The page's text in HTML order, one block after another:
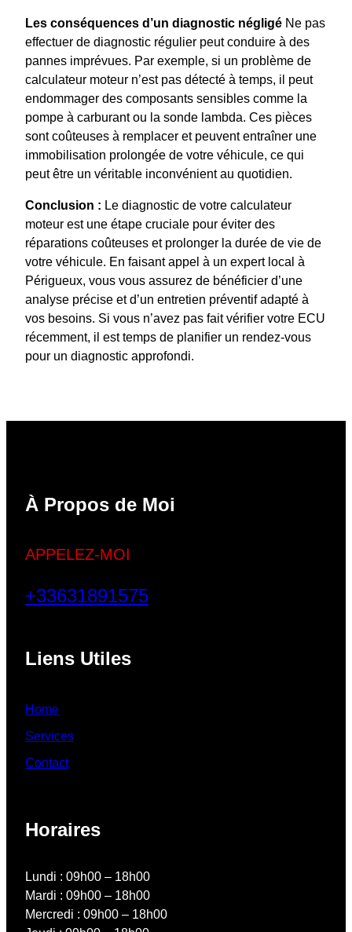
Les conséquences d’un diagnostic négligé Ne pas
effectuer de diagnostic régulier peut conduire à des
pannes imprévues. Par exemple, si un problème de
calculateur moteur n’est pas détecté à temps, il peut
endommager des composants sensibles comme la
pompe à carburant ou la sonde lambda. Ces pièces
sont coûteuses à remplacer et peuvent entraîner une
immobilisation prolongée de votre véhicule, ce qui
peut être un véritable inconvénient au quotidien.
Conclusion : Le diagnostic de votre calculateur
moteur est une étape cruciale pour éviter des
réparations coûteuses et prolonger la durée de vie de
votre véhicule. En faisant appel à un expert local à
Périgueux, vous vous assurez de bénéficier d’une
analyse précise et d’un entretien préventif adapté à
vos besoins. Si vous n’avez pas fait vérifier votre ECU
récemment, il est temps de planifier un rendez-vous
pour un diagnostic approfondi.
À Propos de Moi
APPELEZ-MOI
+33631891575
Liens Utiles
Home
Services
Contact
Horaires
Lundi : 09h00 – 18h00
Mardi : 09h00 – 18h00
Mercredi : 09h00 – 18h00